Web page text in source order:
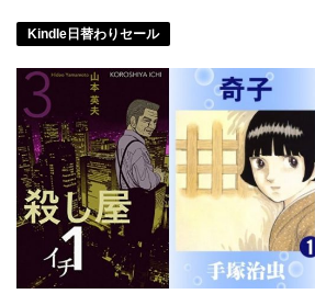
Kindle日替わりセール